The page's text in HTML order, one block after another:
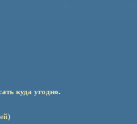
куда угодно.